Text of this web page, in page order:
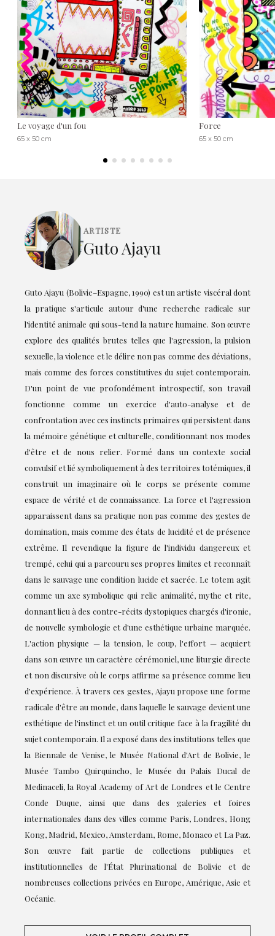
Le voyage d'un fou
65 x 50 cm
Force
65 x 50 cm
ARTISTE
Guto Ajayu
Guto Ajayu (Bolivie–Espagne, 1990) est un artiste viscéral dont
la pratique s'articule autour d'une recherche radicale sur
l'identité animale qui sous-tend la nature humaine. Son œuvre
explore des qualités brutes telles que l'agression, la pulsion
sexuelle, la violence et le délire non pas comme des déviations,
mais comme des forces constitutives du sujet contemporain.
D'un point de vue profondément introspectif, son travail
fonctionne comme un exercice d'auto-analyse et de
confrontation avec ces instincts primaires qui persistent dans
la mémoire génétique et culturelle, conditionnant nos modes
d'être et de nous relier. Formé dans un contexte social
convulsif et lié symboliquement à des territoires totémiques, il
construit un imaginaire où le corps se présente comme
espace de vérité et de connaissance. La force et l'agression
apparaissent dans sa pratique non pas comme des gestes de
domination, mais comme des états de lucidité et de présence
extrême. Il revendique la figure de l'individu dangereux et
trempé, celui qui a parcouru ses propres limites et reconnaît
dans le sauvage une condition lucide et sacrée. Le totem agit
comme un axe symbolique qui relie animalité, mythe et rite,
donnant lieu à des contre-récits dystopiques chargés d'ironie,
de nouvelle symbologie et d'une esthétique urbaine marquée.
L'action physique — la tension, le coup, l'effort — acquiert
dans son œuvre un caractère cérémoniel, une liturgie directe
et non discursive où le corps affirme sa présence comme lieu
d'expérience. À travers ces gestes, Ajayu propose une forme
radicale d'être au monde, dans laquelle le sauvage devient une
esthétique de l'instinct et un outil critique face à la fragilité du
sujet contemporain. Il a exposé dans des institutions telles que
la Biennale de Venise, le Musée National d'Art de Bolivie, le
Musée Tambo Quirquincho, le Musée du Palais Ducal de
Medinaceli, la Royal Academy of Art de Londres et le Centre
Conde Duque, ainsi que dans des galeries et foires
internationales dans des villes comme Paris, Londres, Hong
Kong, Madrid, Mexico, Amsterdam, Rome, Monaco et La Paz.
Son œuvre fait partie de collections publiques et
institutionnelles de l'État Plurinational de Bolivie et de
nombreuses collections privées en Europe, Amérique, Asie et
Océanie.